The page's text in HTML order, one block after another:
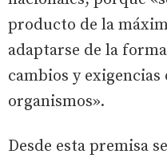
producto de la
adaptarse de la
cambios y
organismos».
Desde esta premisa